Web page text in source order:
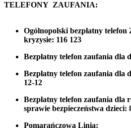
TELEFONY ZAUFANIA:
Ogólnopolski bezpłatny
kryzysie: 116 123
Bezpłatny telefon zaufania dla
Bezpłatny telefon zaufania dla
12-12
Bezpłatny telefon zaufania dla
sprawie bezpieczeństwa dzieci:
Pomarańczowa Linia: